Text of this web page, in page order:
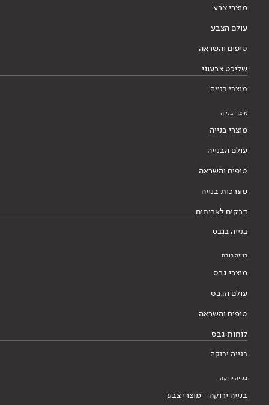
מוצרי צבע
עולם הצבע
טיפים והשראה
שליכט צבעוני
מוצרי בנייה
מוצרי בנייה
מוצרי בנייה
עולם הבנייה
טיפים והשראה
מערכות בנייה
דבקים לאריחים
בנייה בגבס
בנייה בגבס
מוצרי גבס
עולם הגבס
טיפים והשראה
לוחות גבס
בנייה ירוקה
בנייה ירוקה
בנייה ירוקה - מוצרי צבע